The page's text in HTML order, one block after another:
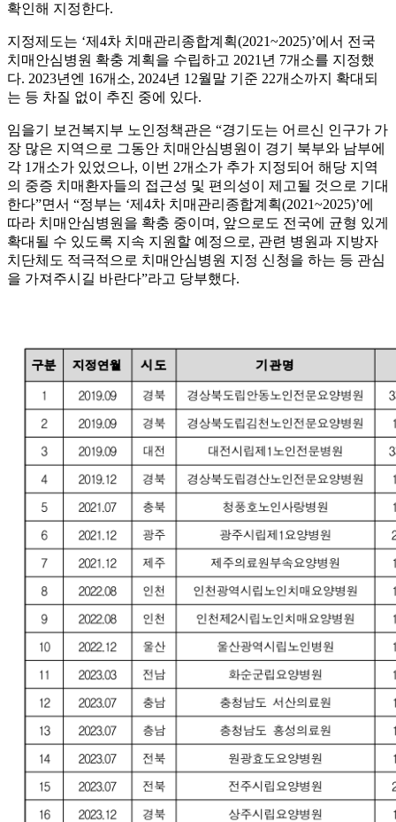
확인해 지정한다.
지정제도는 ‘제4차 치매관리종합계획(2021~2025)’에서 전국
치매안심병원 확충 계획을 수립하고 2021년 7개소를 지정했
다. 2023년엔 16개소, 2024년 12월말 기준 22개소까지 확대되
는 등 차질 없이 추진 중에 있다.
임을기 보건복지부 노인정책관은 “경기도는 어르신 인구가 가
장 많은 지역으로 그동안 치매안심병원이 경기 북부와 남부에
각 1개소가 있었으나, 이번 2개소가 추가 지정되어 해당 지역
의 중증 치매환자들의 접근성 및 편의성이 제고될 것으로 기대
한다”면서 “정부는 ‘제4차 치매관리종합계획(2021~2025)’에
따라 치매안심병원을 확충 중이며, 앞으로도 전국에 균형 있게
확대될 수 있도록 지속 지원할 예정으로, 관련 병원과 지방자
치단체도 적극적으로 치매안심병원 지정 신청을 하는 등 관심
을 가져주시길 바란다”라고 당부했다.